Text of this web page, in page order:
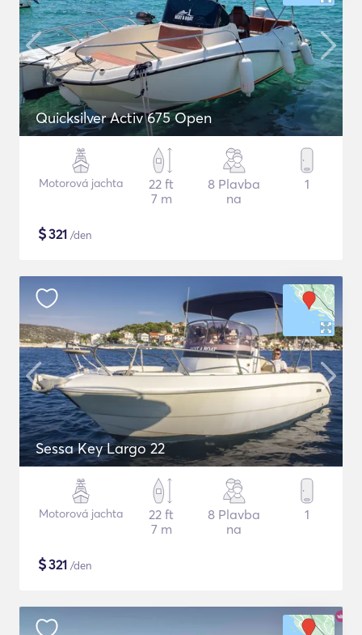
Quicksilver Activ 675 Open
Motorová jachta
22 ft
7 m
8 Plavba
na
1
$321 /den
Sessa Key Largo 22
Motorová jachta
22 ft
7 m
8 Plavba
na
1
$321 /den